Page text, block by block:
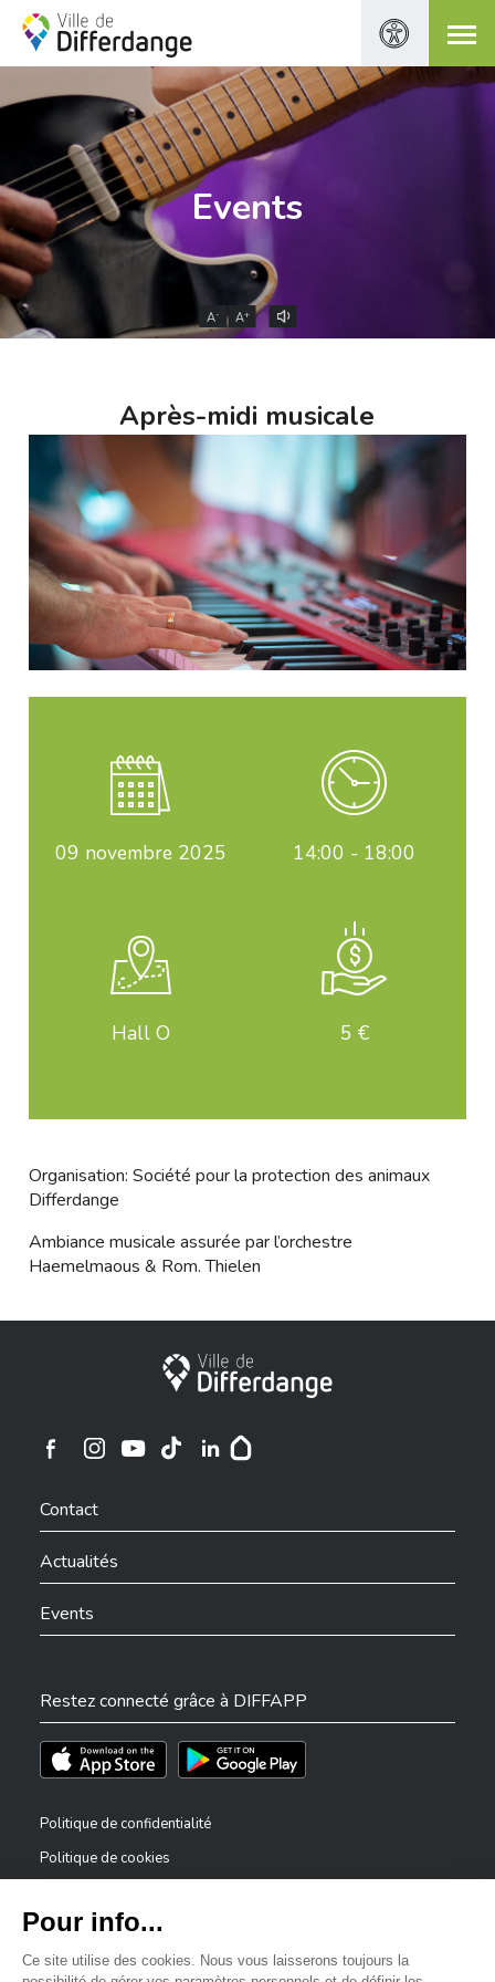
Events
A- A+
Après-midi musicale
09 novembre 2025 14:00 - 18:00
Hall O 5 €
Organisation: Société pour la protection des animaux
Differdange
Ambiance musicale assurée par l’orchestre
Haemelmaous & Rom. Thielen
Ville de Differdange
Ville de Differdange sur Instagram
Contact
Actualités
Events
Restez connecté grâce à DIFFAPP
Téléchargez l'app sur l'App StoreTéléchargez l'app sur Play Store
Politique de confidentialité
Politique de cookies
Déclaration d’accessibilité
Dispositif de signalement — lanceurs d’alerte